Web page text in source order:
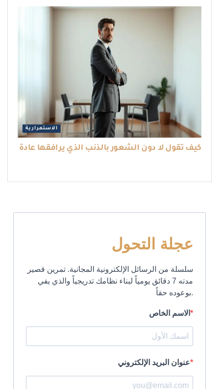
الاستمرارية
كيف تقول لا دون الشعور بالذنب الذي يرافقها عادة
عجلة التحول
سلسلة من الرسائل الإلكترونية المجانية. تمرين قصير
مدته 7 دقائق يومياً لبناء نظامك تدريجياً والذي يفي
بوعوده حقاً.
الاسم الخاص
عنوان البريد الإلكتروني